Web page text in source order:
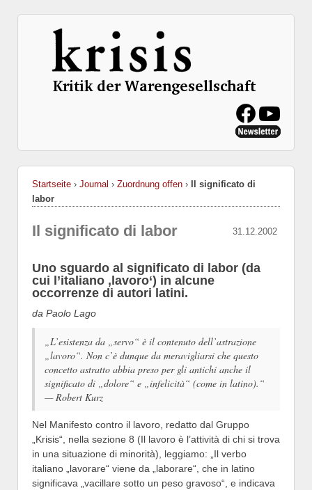
Startseite › Journal › Zuordnung offen ›
Il significato di
labor
31.12.2002
Il significato di labor
Uno sguardo al significato di labor (da
cui l’italiano ‚lavoro‘) in alcune
occorrenze di autori latini.
da Paolo Lago
„L’esistenza da „servo“ è il contenuto dell’astrazione
„lavoro“. Non c’è dunque da meravigliarsi che questo
concetto astratto abbia preso per gli antichi anche il
significato di „dolore“ e „infelicità“ (come in latino).“
— Robert Kurz
Nel Manifesto contro il lavoro, redatto dal Gruppo
„Krisis“, nella sezione 8 (Il lavoro è l’attività di chi si trova
in una situazione di minorità), leggiamo: „Il verbo
italiano „lavorare“ viene da „laborare“, che in latino
significava „vacillare sotto un peso gravoso“, e indicava